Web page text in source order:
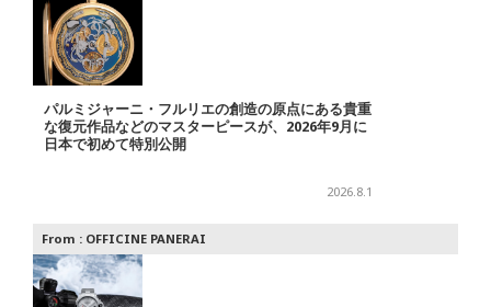
パルミジャーニ・フルリエの創造の原点にある貴重
な復元作品などのマスターピースが、2026年9月に
日本で初めて特別公開
2026.8.1
From : OFFICINE PANERAI